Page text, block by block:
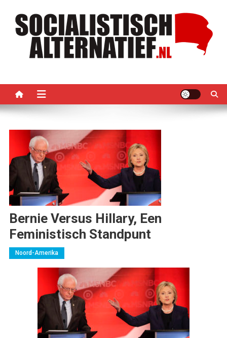
Bernie Versus Hillary, Een
Feministisch Standpunt
Noord-Amerika